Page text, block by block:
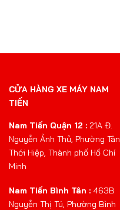
CỬA HÀNG XE MÁY NAM
TIẾN
Nam Tiến Quận 12 : 21A Đ.
Nguyễn Ảnh Thủ, Phường Tân
Thới Hiệp, Thành phố Hồ Chí
Minh
Nam Tiến Bình Tân : 463B
Nguyễn Thị Tú, Phường Bình